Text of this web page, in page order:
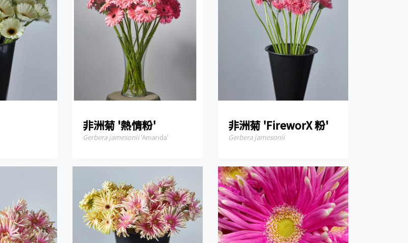
非洲菊 '熱情粉'
Gerbera jamesonii'Amanda'
非洲菊 'FireworX 粉'
Gerbera jamesonii